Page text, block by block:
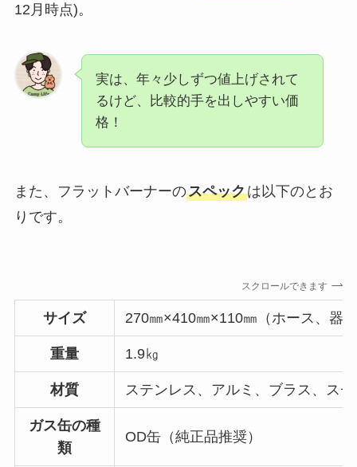
12月時点)。
実は、年々少しずつ値上げされて
るけど、比較的手を出しやすい価
格！
また、フラットバーナーのスペックは以下のとお
りです。
スクロールできます
サイズ 270㎜×410㎜×110㎜（ホース、器
重量 1.9㎏
材質 ステンレス、アルミ、ブラス、ス
ガス缶の種
類
OD缶（純正品推奨）